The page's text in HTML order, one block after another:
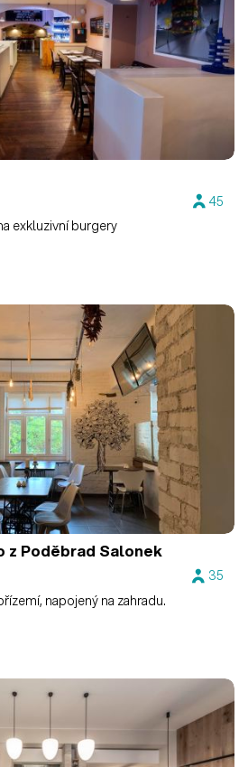
45
exkluzivní burgery
z Poděbrad Salonek
35
napojený na zahradu.